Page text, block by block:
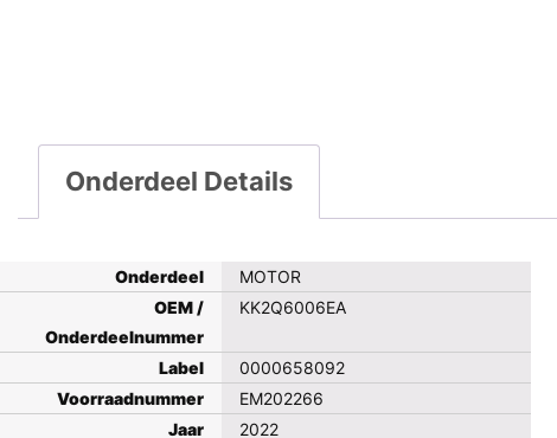
Onderdeel Details
Onderdeel
MOTOR
OEM /
Onderdeelnummer
KK2Q6006EA
Label
0000658092
Voorraadnummer
EM202266
Jaar
2022